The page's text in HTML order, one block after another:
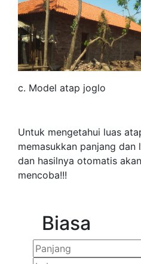
c. Model atap joglo
Untuk mengetahui luas
memasukkan panjang dan
dan hasilnya otomatis
mencoba!!!
Biasa